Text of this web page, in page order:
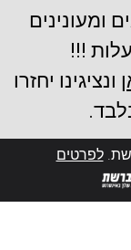
ומעונינים
!!!
ונציגינו יחזרו
לפרטים